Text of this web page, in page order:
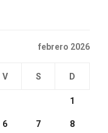
febrero 2026
V S D
1
6 7 8